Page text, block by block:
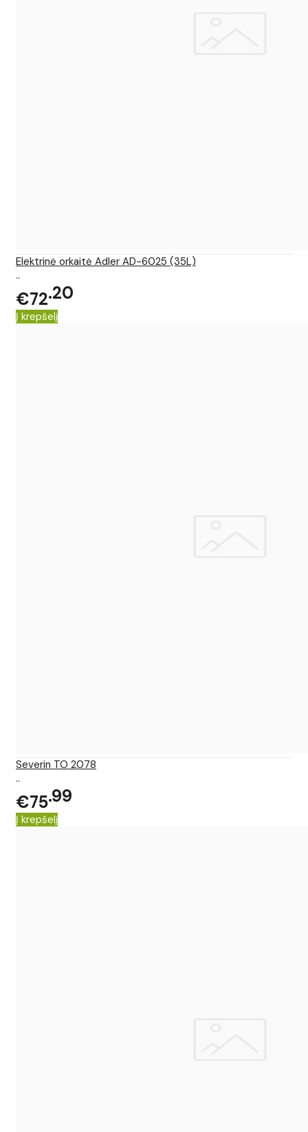
Elektrinė orkaitė Adler AD-6025 (35L)
..
€72 20
Į krepšelį
Severin TO 2078
..
€7599
Į krepšelį